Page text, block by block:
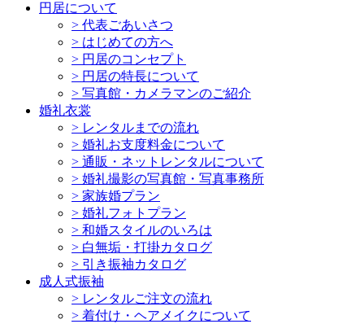
円居について
> 代表ごあいさつ
> はじめての方へ
> 円居のコンセプト
> 円居の特長について
> 写真館・カメラマンのご紹介
婚礼衣裳
> レンタルまでの流れ
> 婚礼お支度料金について
> 通販・ネットレンタルについて
> 婚礼撮影の写真館・写真事務所
> 家族婚プラン
> 婚礼フォトプラン
> 和婚スタイルのいろは
> 白無垢・打掛カタログ
> 引き振袖カタログ
成人式振袖
> レンタルご注文の流れ
> 着付け・ヘアメイクについて